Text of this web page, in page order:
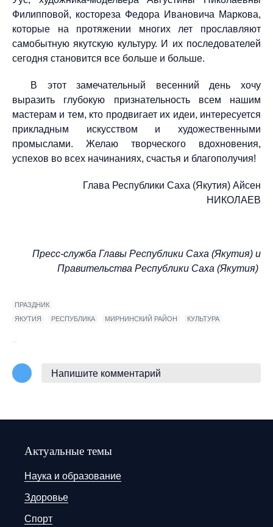
Филипповой, костореза Федора Ивановича Маркова,
которые на протяжении многих лет прославляют
самобытную якутскую культуру. И их последователей
сегодня становится все больше и больше.
В этот замечательный весенний день хочу
выразить глубокую признательность всем нашим
мастерам и тем, кто продвигает их идеи, интересуется
прикладным искусством и художественными
промыслами. Желаю творческого вдохновения,
успехов во всех начинаниях, счастья и благополучия!
Глава Республики Саха (Якутия) Айсен
НИКОЛАЕВ
Пресс-служба Главы Республики Саха (Якутия) и
Правительства Республики Саха (Якутия)
ЯКУТИЯ РЕСПУБЛИКА МИРНИНСКИЙ РАЙОН КУЛЬТУРА
ПРАЗДНИК
Напишите комментарий
Актуальные темы
Наука и образование
Здоровье
Спорт